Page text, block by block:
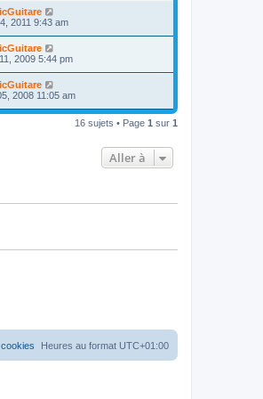
2011 9:43 am
2009 5:44 pm
2008 11:05 am
16 sujets • Page 1 sur 1
Aller à
Heures au format UTC+01:00